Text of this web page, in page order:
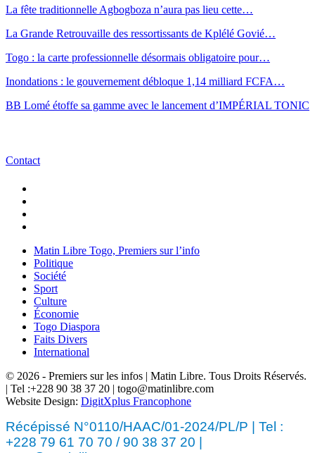
La fête traditionnelle Agbogboza n’aura pas lieu cette…
La Grande Retrouvaille des ressortissants de Kplélé Govié…
Togo : la carte professionnelle désormais obligatoire pour…
Inondations : le gouvernement débloque 1,14 milliard FCFA…
BB Lomé étoffe sa gamme avec le lancement d’IMPÉRIAL TONIC
Contact
Matin Libre Togo, Premiers sur l’info
Politique
Société
Sport
Culture
Économie
Togo Diaspora
Faits Divers
International
© 2026 - Premiers sur les infos | Matin Libre. Tous Droits Réservés.
| Tel :+228 90 38 37 20 | togo@matinlibre.com
Website Design: DigitXplus Francophone
Récépissé N°0110/HAAC/01-2024/PL/P | Tel :
+228 79 61 70 70 / 90 38 37 20 |